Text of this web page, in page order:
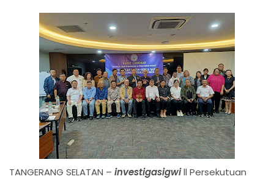
TANGERANG SELATAN – investigasigwill Persekutuan